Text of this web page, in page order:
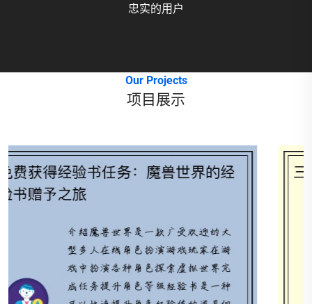
忠实的用户
Our Projects
项目展示